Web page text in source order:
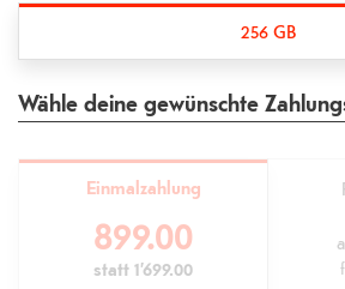
256 GB
Wähle deine gewünschte
Einmalzahlung
899.00
statt1’699.00